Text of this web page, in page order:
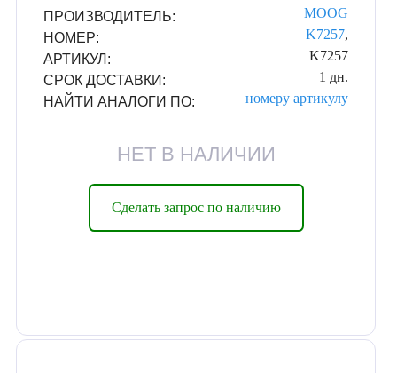
ПРОИЗВОДИТЕЛЬ:
MOOG
НОМЕР:
K7257,
АРТИКУЛ:
K7257
СРОК ДОСТАВКИ:
1 дн.
НАЙТИ АНАЛОГИ ПО:
номеру артикулу
НЕТ В НАЛИЧИИ
Сделать запрос по наличию